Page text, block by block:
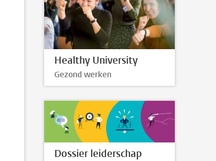
Healthy University
Gezond werken
Dossier leiderschap